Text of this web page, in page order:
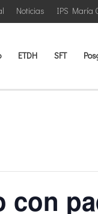
IPS María
Noticias
ETDH SFT
con